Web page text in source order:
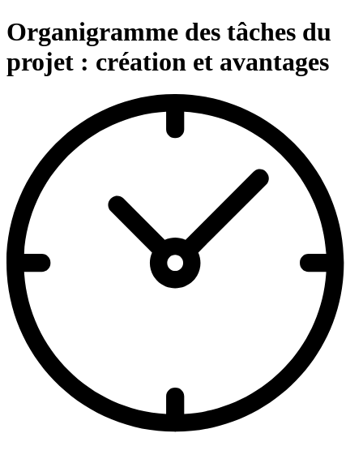
Organigramme des tâches du
projet : création et avantages